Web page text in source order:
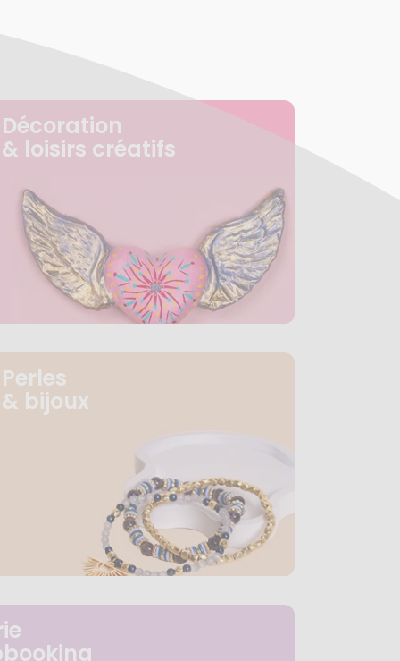
Décoration
& loisirs créatifs
Perles
& bijoux